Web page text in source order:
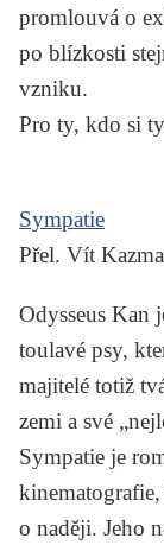
promlouvá o
po blízkosti
vzniku.
Pro ty, kdo si
Sympatie
Přel. Vít
Odysseus Kan
toulavé psy,
majitelé totiž
zemi a své
Sympatie je
o naději. Jeho